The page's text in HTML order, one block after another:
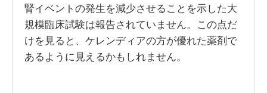
腎イベントの発生を減少させることを示した大
規模臨床試験は報告されていません。この点だ
けを見ると、ケレンディアの方が優れた薬剤で
あるように見えるかもしれません。